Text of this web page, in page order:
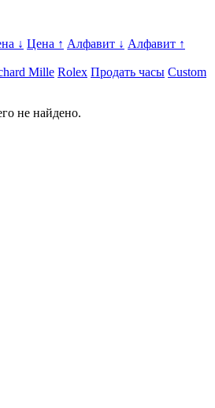
↓ Цена ↑ Алфавит ↓ Алфавит ↑
Mille Rolex Продать часы Custom
не найдено.